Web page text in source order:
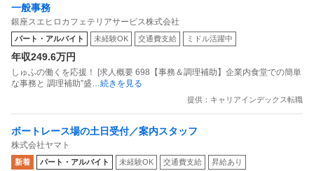
一般事務
銀座スエヒロカフェテリアサービス株式会社
パート・アルバイト 未経験OK 交通費支給 ミドル活躍中
年収249.6万円
しゅふの働くを応援！ [求人概要 698【事務＆調理補助】企業内食堂での簡単
な事務と 調理補助”盛…続きを見る
提供：キャリアインデックス転職
ボートレース場の土日受付／案内スタッフ
株式会社ヤマト
新着 パート・アルバイト 未経験OK 交通費支給 昇給あり